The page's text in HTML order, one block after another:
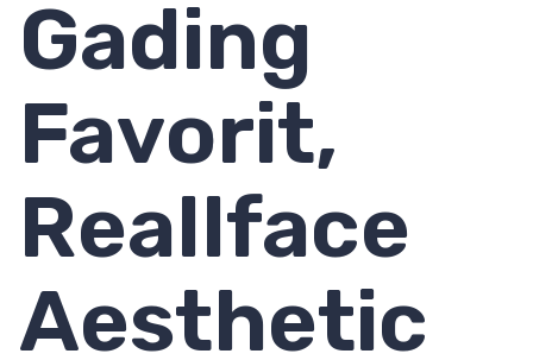
Gading
Favorit,
Reallface
Aesthetic